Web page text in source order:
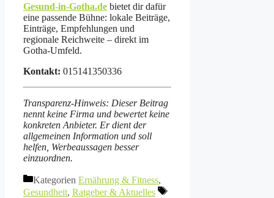
Gesund-in-Gotha.de bietet dir dafür
eine passende Bühne: lokale Beiträge,
Einträge, Empfehlungen und
regionale Reichweite – direkt im
Gotha-Umfeld.
Kontakt: 015141350336
Transparenz-Hinweis: Dieser Beitrag
nennt keine Firma und bewertet keine
konkreten Anbieter. Er dient der
allgemeinen Information und soll
helfen, Werbeaussagen besser
einzuordnen.
Kategorien Ernährung & Fitness,
Gesundheit, Ratgeber & Aktuelles